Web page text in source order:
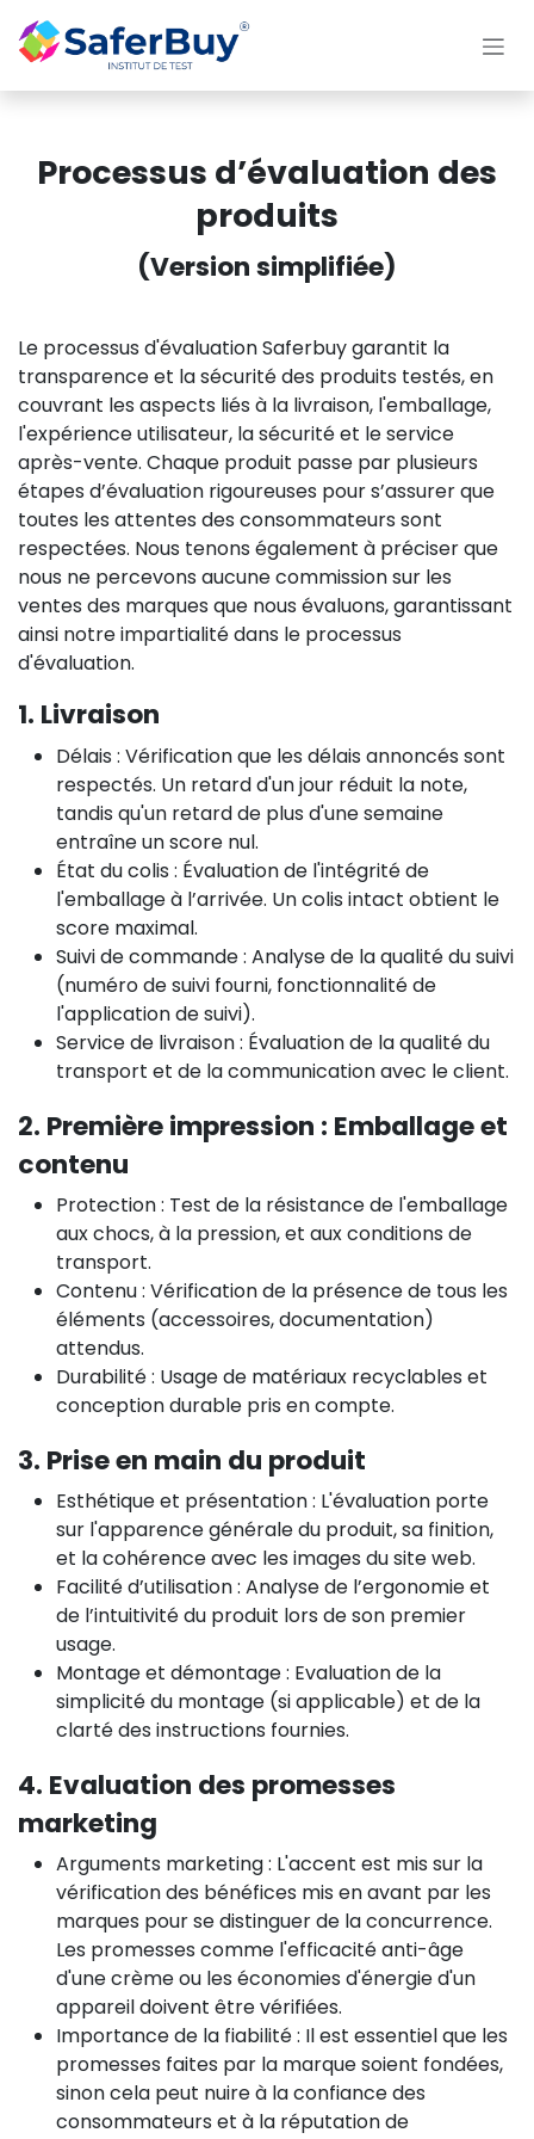
Processus d’évaluation des
produits
(Version simplifiée)
Le processus d'évaluation Saferbuy garantit la
transparence et la sécurité des produits testés, en
couvrant les aspects liés à la livraison, l'emballage,
l'expérience utilisateur, la sécurité et le service
après-vente. Chaque produit passe par plusieurs
étapes d’évaluation rigoureuses pour s’assurer que
toutes les attentes des consommateurs sont
respectées. Nous tenons également à préciser que
nous ne percevons aucune commission sur les
ventes des marques que nous évaluons, garantissant
ainsi notre impartialité dans le processus
d'évaluation.
1. Livraison
Délais : Vérification que les délais annoncés sont
respectés. Un retard d'un jour réduit la note,
tandis qu'un retard de plus d'une semaine
entraîne un score nul.
État du colis : Évaluation de l'intégrité de
l'emballage à l’arrivée. Un colis intact obtient le
score maximal.
Suivi de commande : Analyse de la qualité du suivi
(numéro de suivi fourni, fonctionnalité de
l'application de suivi).
Service de livraison : Évaluation de la qualité du
transport et de la communication avec le client.
2. Première impression : Emballage et
contenu
Protection : Test de la résistance de l'emballage
aux chocs, à la pression, et aux conditions de
transport.
Contenu : Vérification de la présence de tous les
éléments (accessoires, documentation)
attendus.
Durabilité : Usage de matériaux recyclables et
conception durable pris en compte.
3. Prise en main du produit
Esthétique et présentation : L'évaluation porte
sur l'apparence générale du produit, sa finition,
et la cohérence avec les images du site web.
Facilité d’utilisation : Analyse de l’ergonomie et
de l’intuitivité du produit lors de son premier
usage.
Montage et démontage : Evaluation de la
simplicité du montage (si applicable) et de la
clarté des instructions fournies.
4. Evaluation des promesses
marketing
Arguments marketing : L'accent est mis sur la
vérification des bénéfices mis en avant par les
marques pour se distinguer de la concurrence.
Les promesses comme l'efficacité anti-âge
d'une crème ou les économies d'énergie d'un
appareil doivent être vérifiées.
Importance de la fiabilité : Il est essentiel que les
promesses faites par la marque soient fondées,
sinon cela peut nuire à la confiance des
consommateurs et à la réputation de